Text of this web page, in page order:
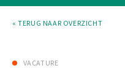
« TERUG NAAR OVERZICHT
VACATURE